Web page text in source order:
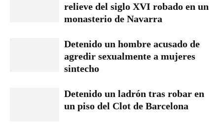
relieve del siglo XVI robado en un
monasterio de Navarra
Detenido un hombre acusado de
agredir sexualmente a mujeres
sintecho
Detenido un ladrón tras robar en
un piso del Clot de Barcelona